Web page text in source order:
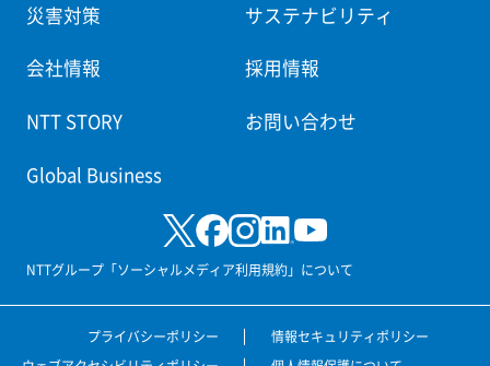
災害対策 サステナビリティ
会社情報 採用情報
NTT STORY お問い合わせ
Global Business
NTTグループ「ソーシャルメディア利用規約」について
プライバシーポリシー
情報セキュリティポリシー